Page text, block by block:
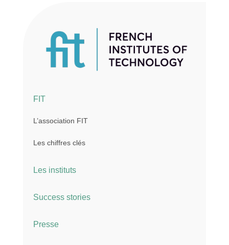
FIT
L’association FIT
Les chiffres clés
Les instituts
Success stories
Presse